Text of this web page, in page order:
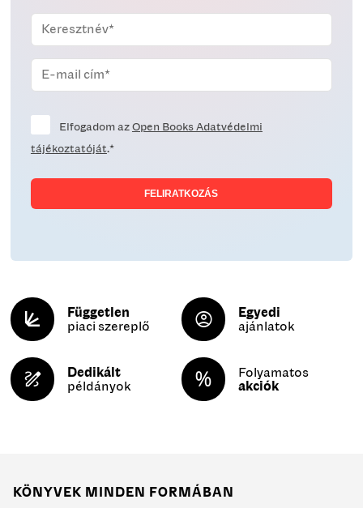
Elfogadom azOpen Books Adatvédelmi
tájékoztatóját.*
Független
piaci szereplő
Egyedi
ajánlatok
Dedikált
példányok
Folyamatos
akciók
KÖNYVEK MINDEN FORMÁBAN